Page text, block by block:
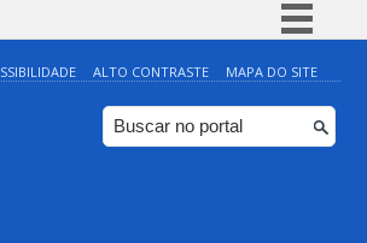
Simplifique!
Comunica BR
Participe
ALTO CONTRASTE MAPA DO SITE